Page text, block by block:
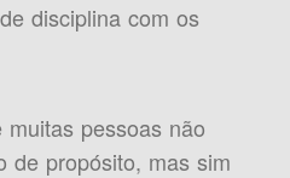
disciplina com os
pessoas não
de propósito, mas sim